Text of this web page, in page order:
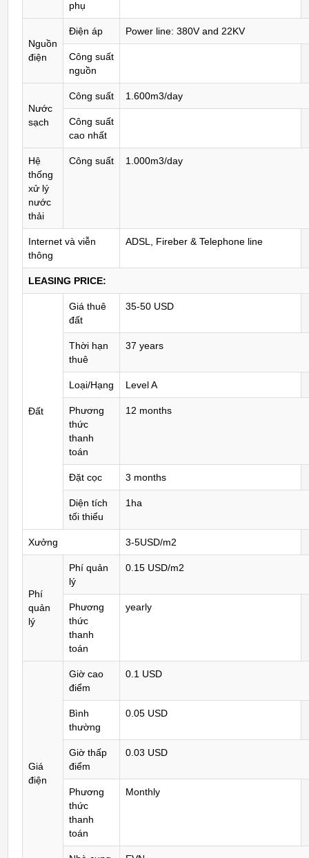
phụ
Nguồn
điện
Điện áp Power line: 380V and 22KV
Công suất
nguồn
Nước
sạch
Công suất 1.600m3/day
Công suất
cao nhất
Hệ
thống
xử lý
nước
thải
Công suất 1.000m3/day
Internet và viễn
thông
ADSL, Fireber & Telephone line
LEASING PRICE:
Đất
Giá thuê
đất
35-50 USD
Thời hạn
thuê
37 years
Loại/Hạng Level A
Phương
thức
thanh
toán
12 months
Đặt cọc 3 months
Diện tích
tối thiểu
1ha
Xưởng 3-5USD/m2
Phí
quản
lý
Phí quản
lý
0.15 USD/m2
Phương
thức
thanh
toán
yearly
Giá
điện
Giờ cao
điểm
0.1 USD
Bình
thường
0.05 USD
Giờ thấp
điểm
0.03 USD
Phương
thức
thanh
toán
Monthly